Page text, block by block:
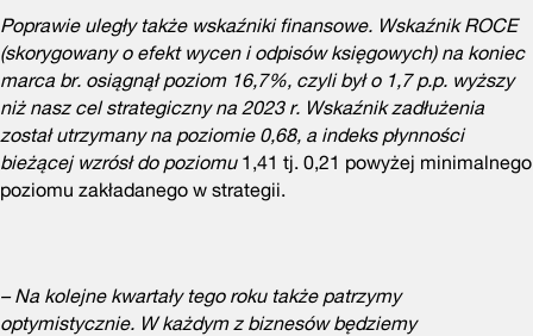
Poprawie uległy także wskaźniki finansowe. Wskaźnik ROCE
(skorygowany o efekt wycen i odpisów księgowych) na koniec
marca br. osiągnął poziom 16,7%, czyli był o 1,7 p.p. wyższy
niż nasz cel strategiczny na 2023 r. Wskaźnik zadłużenia
został utrzymany na poziomie 0,68, a indeks płynności
bieżącej wzrósł do poziomu 1,41 tj. 0,21 powyżej minimalnego
poziomu zakładanego w strategii.
–Na kolejne kwartały tego roku także patrzymy
optymistycznie. W każdym z biznesów będziemy